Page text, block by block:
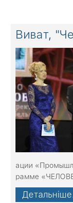
Виват,
ации
рамме